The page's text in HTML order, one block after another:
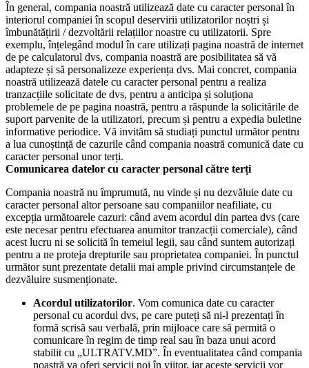
În general, compania noastră utilizează date cu caracter personal în
interiorul companiei în scopul deservirii utilizatorilor noștri și
îmbunătățirii / dezvoltării relațiilor noastre cu utilizatorii. Spre
exemplu, înțelegând modul în care utilizați pagina noastră de internet
de pe calculatorul dvs, compania noastră are posibilitatea să vă
adapteze și să personalizeze experiența dvs. Mai concret, compania
noastră utilizează datele cu caracter personal pentru a realiza
tranzacțiile solicitate de dvs, pentru a anticipa și soluționa
problemele de pe pagina noastră, pentru a răspunde la solicitările de
suport parvenite de la utilizatori, precum și pentru a expedia buletine
informative periodice. Vă invităm să studiați punctul următor pentru
a lua cunoștință de cazurile când compania noastră comunică date cu
caracter personal unor terți.
Comunicarea datelor cu caracter personal către terți
Compania noastră nu împrumută, nu vinde și nu dezvăluie date cu
caracter personal altor persoane sau companiilor neafiliate, cu
excepția următoarele cazuri: când avem acordul din partea dvs (care
este necesar pentru efectuarea anumitor tranzacții comerciale), când
acest lucru ni se solicită în temeiul legii, sau când suntem autorizați
pentru a ne proteja drepturile sau proprietatea companiei. În punctul
următor sunt prezentate detalii mai ample privind circumstanțele de
dezvăluire susmenționate.
Acordul utilizatorilor. Vom comunica date cu caracter
personal cu acordul dvs, pe care puteți să ni-l prezentați în
formă scrisă sau verbală, prin mijloace care să permită o
comunicare în regim de timp real sau în baza unui acord
stabilit cu „ULTRATV.MD”. În eventualitatea când compania
noastră va oferi servicii noi în viitor, iar aceste servicii vor